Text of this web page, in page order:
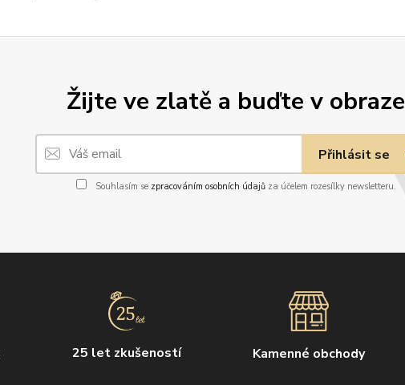
Žijte ve zlatě a buďte v obraze
Přihlásit se
Souhlasím se zpracováním osobních údajůza účelem rozesílky newsletteru.
25 let zkušeností Kamenné obchody